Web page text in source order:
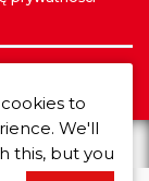
to
We'll
this, but you